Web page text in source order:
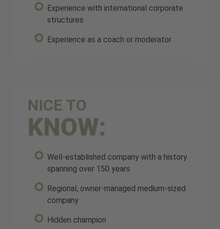
Experience with international corporate
structures
Experience as a coach or moderator
NICE TO
KNOW:
Well-established company with a history
spanning over 150 years
Regional, owner-managed medium-sized
company
Hidden champion